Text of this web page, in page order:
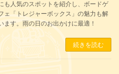
も人気のスポットを紹介し、ボードゲ
ェ「トレジャーボックス」の魅力も解
ます。雨の日のお出かけに最適！
続きを読む